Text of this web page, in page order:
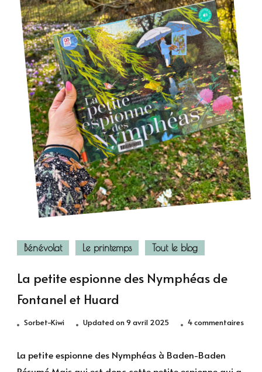
Bénévolat Le printemps Tout le blog
La petite espionne des Nymphéas de
Fontanel et Huard
Sorbet-Kiwi Updated on9 avril 2025 4 commentairessur
La petite espionne des Nymphéas à Baden-Baden